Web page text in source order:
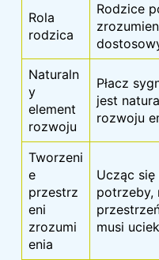
Rola
rodzica
Rodzice
Naturaln
y
element
rozwoju
Płacz
jest
rozwoju
Tworzeni
e
przestrz
eni
zrozumi
enia
Ucząc
potrzeby,
musi